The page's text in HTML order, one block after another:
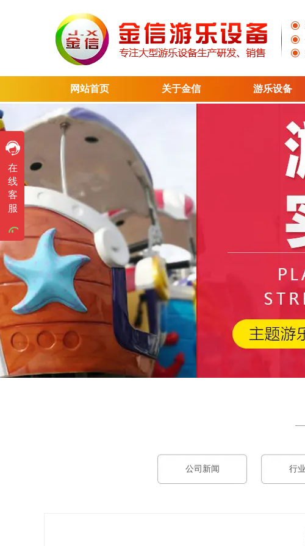
在
线
客
服
售前咨询
售前咨询
工作时间
周一至周六
8:30-17:30
网站首页 关于金信 游乐设备
公司新闻 行